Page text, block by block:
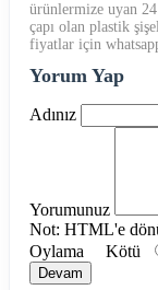
ürünlermize uyan 24
çapı olan plastik
fiyatlar için
Yorum Yap
Adınız
Yorumunuz
Not: HTML'e
Oylama Kötü
Devam